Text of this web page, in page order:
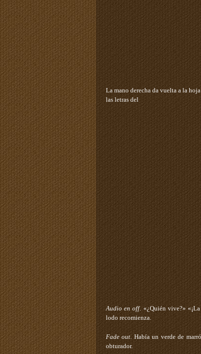
La mano derecha da vuelta a la
las letras del
Audio en off. «¿Quién vive?»
lodo recomienza.
Fade out . Había un verde de
obturador.